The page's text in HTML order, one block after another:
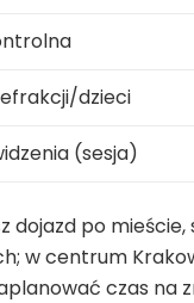
dzieci
(sesja)
dojazd po
w centrum
czas na